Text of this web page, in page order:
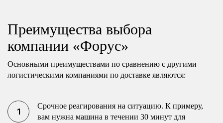
Преимущества выбора
компании «Форус»
Основными преимуществами по сравнению с другими
логистическими компаниями по доставке являются:
Срочное реагирования на ситуацию. К примеру,
вам нужна машина в течении 30 минут для